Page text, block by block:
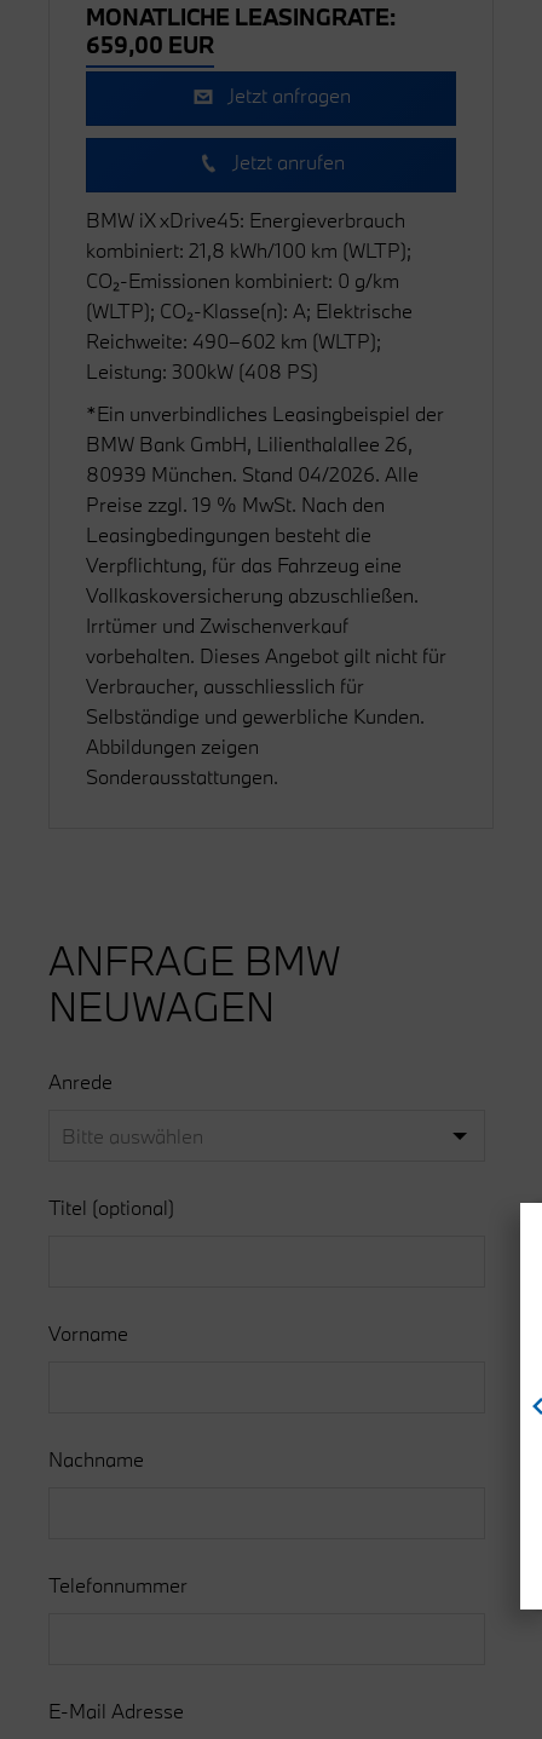
MONATLICHE LEASINGRATE:
659,00 EUR
Jetzt anfragen
Jetzt anrufen
BMW iX xDrive45: Energieverbrauch
kombiniert: 21,8 kWh/100 km (WLTP);
CO₂-Emissionen kombiniert: 0 g/km
(WLTP); CO₂-Klasse(n): A; Elektrische
Reichweite: 490–602 km (WLTP);
Leistung: 300kW (408 PS)
*Ein unverbindliches Leasingbeispiel der
BMW Bank GmbH, Lilienthalallee 26,
80939 München. Stand 04/2026. Alle
Preise zzgl. 19 % MwSt. Nach den
Leasingbedingungen besteht die
Verpflichtung, für das Fahrzeug eine
Vollkaskoversicherung abzuschließen.
Irrtümer und Zwischenverkauf
vorbehalten. Dieses Angebot gilt nicht für
Verbraucher, ausschliesslich für
Selbständige und gewerbliche Kunden.
Abbildungen zeigen
Sonderausstattungen.
ANFRAGE BMW
NEUWAGEN
Anrede
Titel (optional)
Vorname
Nachname
Telefonnummer
E-Mail Adresse